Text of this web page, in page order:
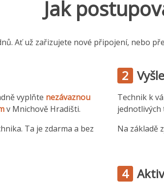
Jak
Ať už zařizujete nové připojení, nebo
vyplňte nezávaznou
v Mnichově Hradišti.
Ta je zdarma a bez
2
Technik k
jednotlivých
Na základě
4